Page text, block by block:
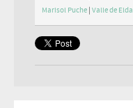
Marisol Puche | Valle de Elda